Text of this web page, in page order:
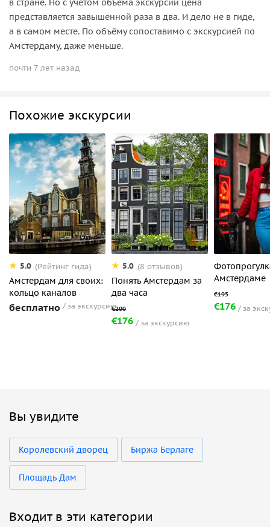
в стране. Но с учётом объёма экскурсии цена
представляется завышенной раза в два. И дело не в гиде,
а в самом месте. По объёму сопоставимо с экскурсией по
Амстердаму, даже меньше.
почти 7 лет назад
Похожие экскурсии
5.0 (Рейтинг гида)
Амстердам для своих:
кольцо каналов
бесплатно за экскурсию
5.0 (8 отзывов)
Понять Амстердам за
два часа
€176 за экскурсию
Амстердаме
€176 за
Вы увидите
Королевский дворец Биржа Берлаге
Площадь Дам
Входит в эти категории